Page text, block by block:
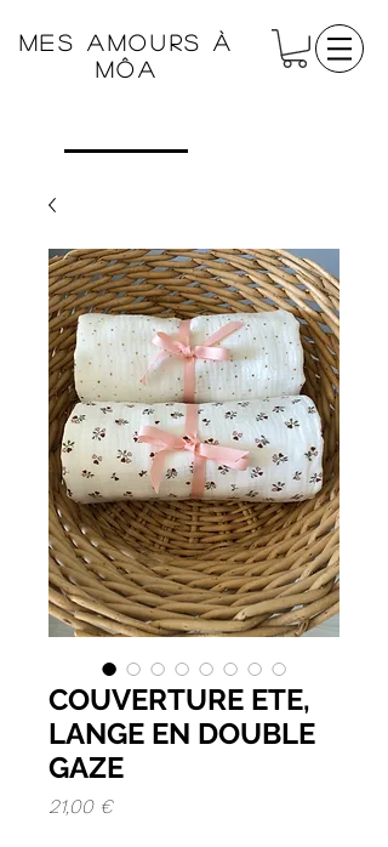
Mes amours à
Môa
COUVERTURE ETE,
LANGE EN DOUBLE
GAZE
21,00 €Prix